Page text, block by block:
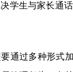
学生与家长通话
要通过多种形式